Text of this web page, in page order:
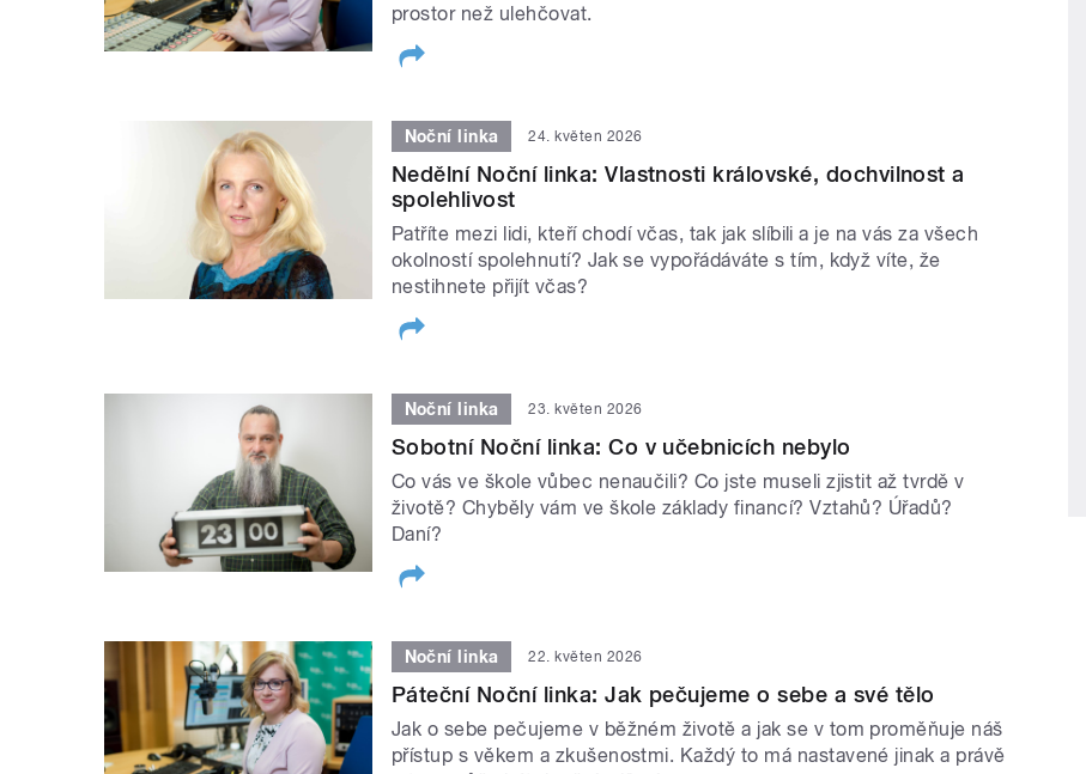
prostor než ulehčovat.
Noční linka 24. květen 2026
Nedělní Noční linka: Vlastnosti královské, dochvilnost a
spolehlivost
Patříte mezi lidi, kteří chodí včas, tak jak slíbili a je na vás za všech
okolností spolehnutí? Jak se vypořádáváte s tím, když víte, že
nestihnete přijít včas?
Noční linka 23. květen 2026
Sobotní Noční linka: Co v učebnicích nebylo
Co vás ve škole vůbec nenaučili? Co jste museli zjistit až tvrdě v
životě? Chyběly vám ve škole základy financí? Vztahů? Úřadů?
Daní?
Noční linka 22. květen 2026
Páteční Noční linka: Jak pečujeme o sebe a své tělo
Jak o sebe pečujeme v běžném životě a jak se v tom proměňuje náš
přístup s věkem a zkušenostmi. Každý to má nastavené jinak a právě